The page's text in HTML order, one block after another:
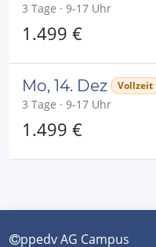
3 Tage · 9-17 Uhr
1.499 €
Mo, 14. Dez Vollzeit
3 Tage · 9-17 Uhr
1.499 €
ppedv AG Campus